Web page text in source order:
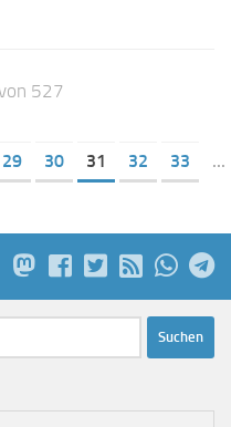
527
29 30 31 32 33
...